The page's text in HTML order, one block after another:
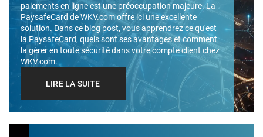
paiements en ligne est une préoccupation majeure. La
PaysafeCard de WKV.com offre ici une excellente
solution. Dans ce blog post, vous apprendrez ce qu'est
la PaysafeCard, quels sont ses avantages et comment
la gérer en toute sécurité dans votre compte client chez
WKV.com.
LIRE LA SUITE